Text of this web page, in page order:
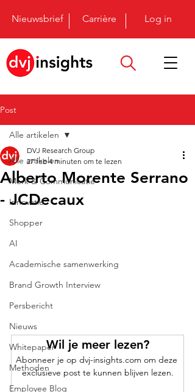
Nieuwsbrief Carrière Log in
Post
Alle artikelen
Merk & Communicatie
Innovatie
Shopper
AI
Academische samenwerking
Brand Growth Interview
Persbericht
Nieuws
Whitepaper
Methoden
Employee Blog
Alle artikelen
Alberto Morente Serrano
- JCDecaux
DVJ Research Group
27 feb 4 minuten om te lezen
Wil je meer lezen?
Abonneer je op dvj-insights.com om deze
exclusieve post te kunnen blijven lezen.